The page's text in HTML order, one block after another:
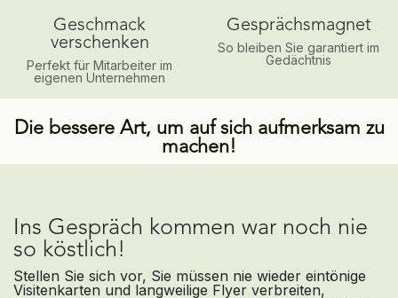
Geschmack
verschenken
Perfekt für Mitarbeiter im
eigenen Unternehmen
Gesprächsmagnet
So bleiben Sie garantiert im
Gedächtnis
Die bessere Art, um auf sich aufmerksam zu
machen!
Ins Gespräch kommen war noch nie
so köstlich!
Stellen Sie sich vor, Sie müssen nie wieder eintönige
Visitenkarten und langweilige Flyer verbreiten,